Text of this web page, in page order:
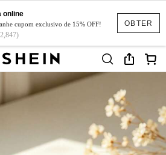
OBTER
online
cupom exclusivo de 15% OFF!